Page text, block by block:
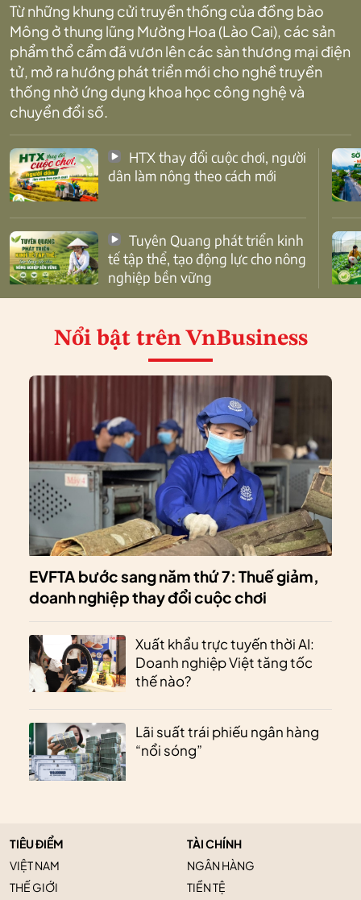
Từ những khung cửi truyền thống của đồng bào
Mông ở thung lũng Mường Hoa (Lào Cai), các sản
phẩm thổ cẩm đã vươn lên các sàn thương mại điện
tử, mở ra hướng phát triển mới cho nghề truyền
thống nhờ ứng dụng khoa học công nghệ và
chuyển đổi số.
dân làm nông theo cách mới
tế tập thể, tạo động lực cho nông
nghiệp bền vững
Nổi bật trên VnBusiness
EVFTA bước sang năm thứ 7: Thuế giảm,
doanh nghiệp thay đổi cuộc chơi
Xuất khẩu trực tuyến thời AI:
Doanh nghiệp Việt tăng tốc
thế nào?
Lãi suất trái phiếu ngân hàng
“nổi sóng”
TIÊU ĐIỂM
VIỆT NAM
THẾ GIỚI
TÀI CHÍNH
NGÂN HÀNG
TIỀN TỆ